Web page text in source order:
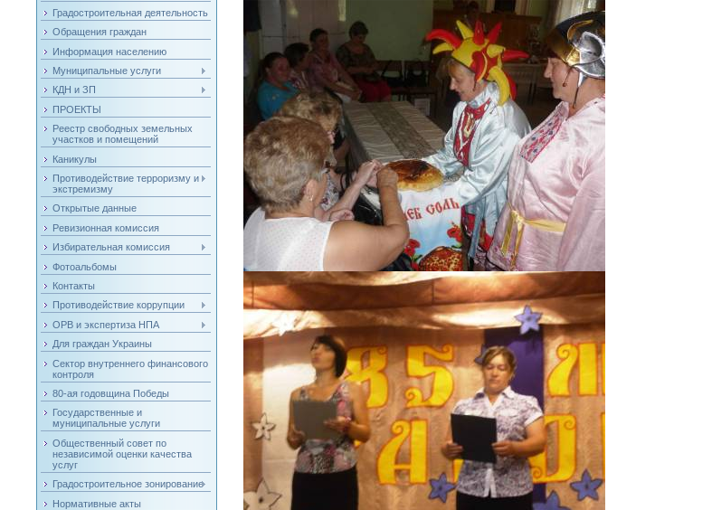
Градостроительная деятельность
Обращения граждан
Информация населению
Муниципальные услуги
КДН и ЗП
ПРОЕКТЫ
Реестр свободных земельных
участков и помещений
Каникулы
Противодействие терроризму и
экстремизму
Открытые данные
Ревизионная комиссия
Избирательная комиссия
Фотоальбомы
Контакты
Противодействие коррупции
ОРВ и экспертиза НПА
Для граждан Украины
Сектор внутреннего финансового
контроля
80-ая годовщина Победы
Государственные и
муниципальные услуги
Общественный совет по
независимой оценки качества
услуг
Градостроительное зонирование
Нормативные акты